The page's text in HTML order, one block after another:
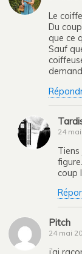
Le
Du
que ce
Sauf
24
coup
Pitch
24 mai